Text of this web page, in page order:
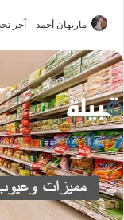
ماريهان أحمد آخر تحديث: